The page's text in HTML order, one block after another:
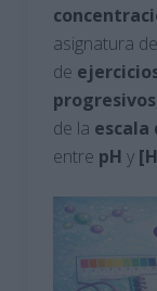
asignatura de
de
progresivos
de la escala
entre pH y